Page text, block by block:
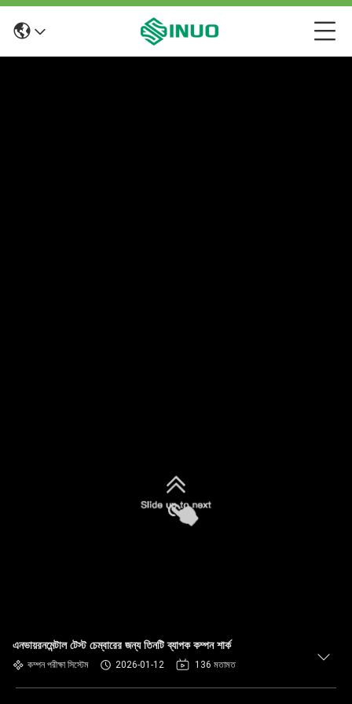
এনভায়রনমেন্টাল টেস্ট চেম্বারের জন্য তিনটি ব্যাপক কম্পন শার্ক
কম্পন পরীক্ষা সিস্টেম 2026-01-12 136 মতামত